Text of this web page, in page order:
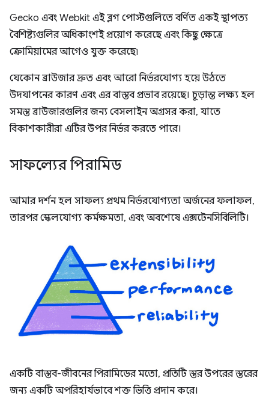
Gecko এবং Webkit এই ব্লগ পোস্টগুলিতে বর্ণিত একই স্থাপত্য
বৈশিষ্ট্যগুলির অধিকাংশই প্রয়োগ করেছে এবং কিছু ক্ষেত্রে
ক্রোমিয়ামের আগেও যুক্ত করেছে৷
যেকোন ব্রাউজার দ্রুত এবং আরো নির্ভরযোগ্য হয়ে উঠতে
উদযাপনের কারণ এবং এর বাস্তব প্রভাব রয়েছে। চূড়ান্ত লক্ষ্য হল
সমস্ত ব্রাউজারগুলির জন্য বেসলাইন অগ্রসর করা, যাতে
বিকাশকারীরা এটির উপর নির্ভর করতে পারে।
সাফল্যের পিরামিড
আমার দর্শন হল সাফল্য প্রথম নির্ভরযোগ্যতা অর্জনের ফলাফল,
তারপর স্কেলযোগ্য কর্মক্ষমতা, এবং অবশেষে এক্সটেনসিবিলিটি।
একটি বাস্তব-জীবনের পিরামিডের মতো, প্রতিটি স্তর উপরের স্তরের
জন্য একটি অপরিহার্যভাবে শক্ত ভিত্তি প্রদান করে।